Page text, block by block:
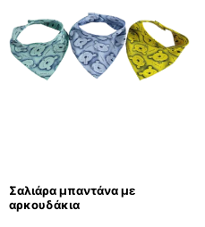
Σαλιάρα μπαντάνα με
αρκουδάκια